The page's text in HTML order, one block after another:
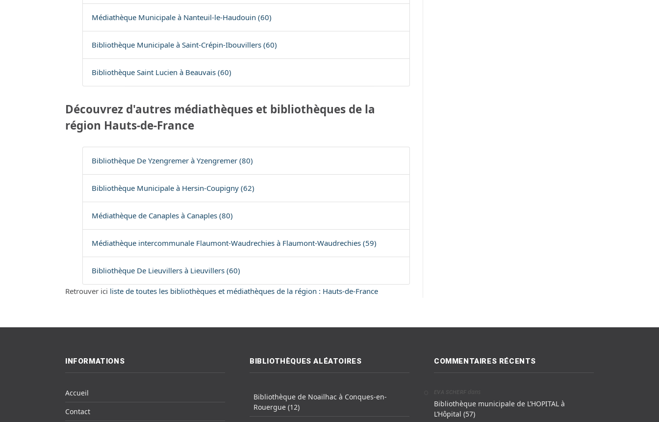
Médiathèque Municipale à Nanteuil-le-Haudouin (60)
Bibliothèque Municipale à Saint-Crépin-Ibouvillers (60)
Bibliothèque Saint Lucien à Beauvais (60)
Découvrez d'autres médiathèques et bibliothèques de la
région Hauts-de-France
Bibliothèque De Yzengremer à Yzengremer (80)
Bibliothèque Municipale à Hersin-Coupigny (62)
Médiathèque de Canaples à Canaples (80)
Médiathèque intercommunale Flaumont-Waudrechies à Flaumont-Waudrechies (59)
Bibliothèque De Lieuvillers à Lieuvillers (60)
Retrouver ici liste de toutes les bibliothèques et médiathèques de la région : Hauts-de-France
INFORMATIONS
Accueil
Contact
BIBLIOTHÈQUES ALÉATOIRES
Bibliothèque de Noailhac à Conques-en-
Rouergue (12)
COMMENTAIRES RÉCENTS
EVA SCHERF dans
Bibliothèque municipale de L’HOPITAL à
L’Hôpital (57)